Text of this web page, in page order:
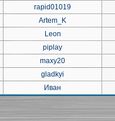
rapid01019
Artem_K
Leon
piplay
maxy20
gladkyi
Иван